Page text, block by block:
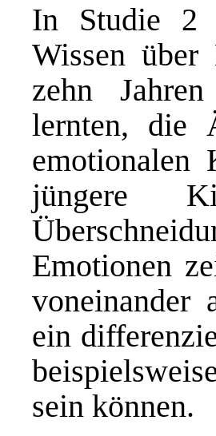
In Studie 2
Wissen
zehn
lernten, die
emotionalen
jüngere
Emotionen
voneinander
ein
sein können.